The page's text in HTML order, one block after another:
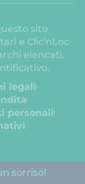
sito
e Clic'nLoc
elencati.
legali
personali
sorriso!